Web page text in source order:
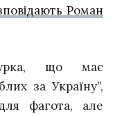
Роман
що має
за Україну”,
фагота, але